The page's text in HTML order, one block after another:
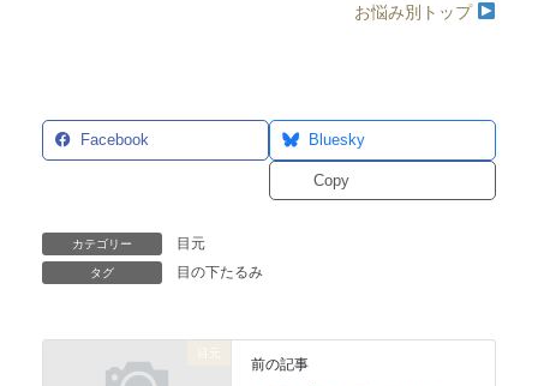
お悩み別トップ
Facebook Bluesky
Copy
カテゴリー 目元
タグ 目の下たるみ
目元
前の記事